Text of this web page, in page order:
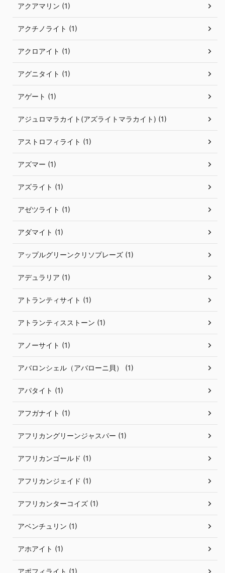
アクアマリン (1)
アクチノライト (1)
アクロアイト (1)
アグニタイト (1)
アゲート (1)
アジュロマラカイト(アズライトマラカイト) (1)
アストロフィライト (1)
アズマー (1)
アズライト (1)
アゼツライト (1)
アダマイト (1)
アップルグリーンクリソプレーズ (1)
アデュラリア (1)
アトランティサイト (1)
アトランティスストーン (1)
アノーサイト (1)
アバロンシェル（アバローニ貝） (1)
アパタイト (1)
アフガナイト (1)
アフリカングリーンジャスパー (1)
アフリカンゴールド (1)
アフリカンジェイド (1)
アフリカンターコイズ (1)
アベンチュリン (1)
アホアイト (1)